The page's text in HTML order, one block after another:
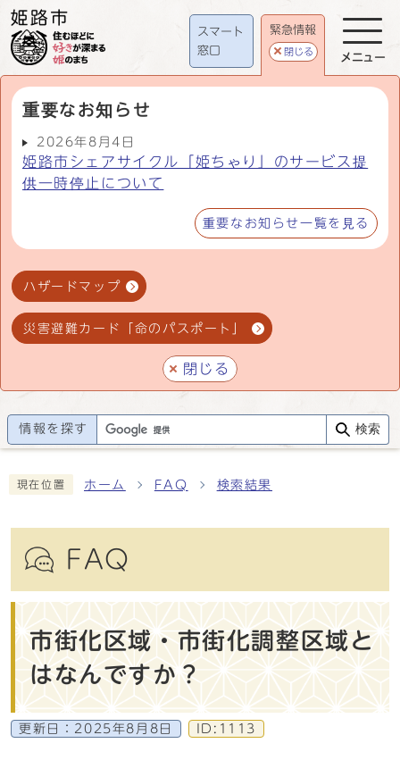
スマート
窓口
緊急情報
閉じる
重要なお知らせ
2026年8月4日
姫路市シェアサイクル「姫ちゃり」のサービス提
供一時停止について
重要なお知らせ一覧を見る
ハザードマップ
災害避難カード「命のパスポート」
閉じる
メニュー
情報を探す 検索
現在位置 ホーム FAQ 検索結果
FAQ
市街化区域・市街化調整区域と
はなんですか？
更新日： 2025年8月8日 ID:1113